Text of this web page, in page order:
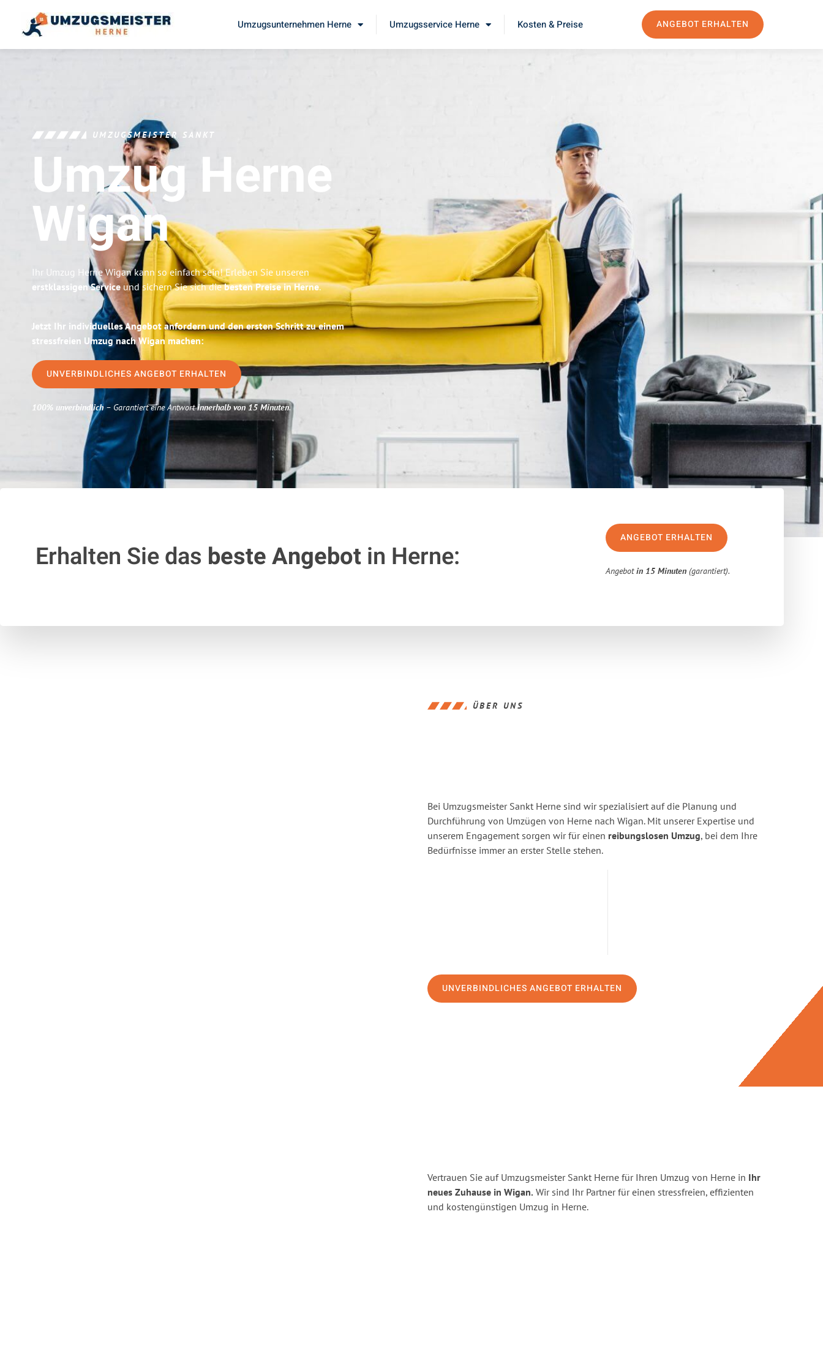
Umzugsunternehmen Herne Umzugsservice Herne Kosten & Preise ANGEBOT ERHALTEN
UMZUGSMEISTER SANKT
Umzug Herne
Wigan
Ihr Umzug Herne Wigan kann so einfach sein! Erleben Sie unseren
erstklassigen Service und sichern Sie sich diebesten Preise in Herne.
Jetzt Ihr individuelles Angebot anfordern und den ersten Schritt zu einem
stressfreien Umzug nach Wigan machen:
UNVERBINDLICHES ANGEBOT ERHALTEN
100% unverbindlich– Garantiert eine Antwortinnerhalb von 15 Minuten.
Erhalten Sie das beste Angebotin Herne:
ANGEBOT ERHALTEN
Angebotin 15 Minuten (garantiert).
ÜBER UNS
Bei Umzugsmeister Sankt Herne sind wir spezialisiert auf die Planung und
Durchführung von Umzügen von Herne nach Wigan. Mit unserer Expertise und
unserem Engagement sorgen wir für einen reibungslosen Umzug, bei dem Ihre
Bedürfnisse immer an erster Stelle stehen.
UNVERBINDLICHES ANGEBOT ERHALTEN
Vertrauen Sie auf Umzugsmeister Sankt Herne für Ihren Umzug von Herne in Ihr
neues Zuhause in Wigan. Wir sind Ihr Partner für einen stressfreien, effizienten
und kostengünstigen Umzug in Herne.